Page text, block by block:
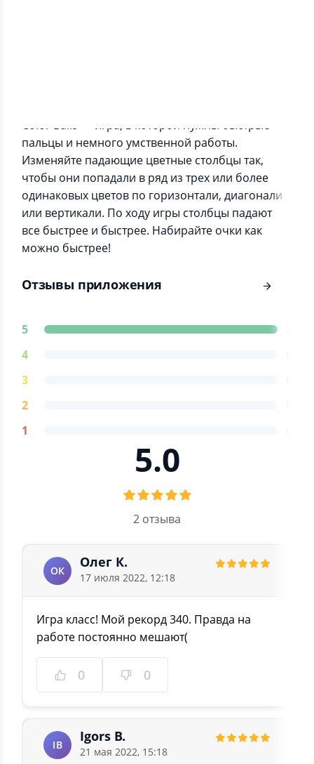
Color Balls — игра, в которой нужны быстрые
пальцы и немного умственной работы.
Изменяйте падающие цветные столбцы так,
чтобы они попадали в ряд из трех или более
одинаковых цветов по горизонтали, диагонали
или вертикали. По ходу игры столбцы падают
все быстрее и быстрее. Набирайте очки как
можно быстрее!
Отзывы приложения
5
4
3
2
1
5.0
2 отзыва
ОК
Олег К.
17 июля 2022, 12:18
Игра класс! Мой рекорд 340. Правда на
работе постоянно мешают(
0 0
IB
Igors B.
21 мая 2022, 15:18